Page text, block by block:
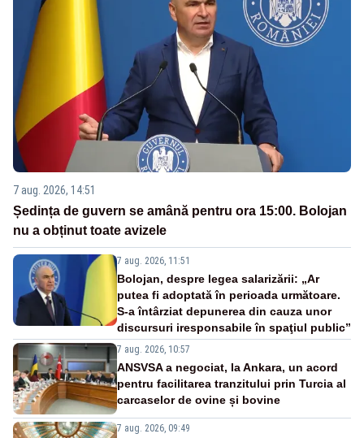
7 aug. 2026, 14:51
Ședința de guvern se amână pentru ora 15:00. Bolojan
nu a obținut toate avizele
7 aug. 2026, 11:51
Bolojan, despre legea salarizării: „Ar
putea fi adoptată în perioada următoare.
S-a întârziat depunerea din cauza unor
discursuri iresponsabile în spaţiul public”
7 aug. 2026, 10:57
ANSVSA a negociat, la Ankara, un acord
pentru facilitarea tranzitului prin Turcia al
carcaselor de ovine și bovine
7 aug. 2026, 09:49